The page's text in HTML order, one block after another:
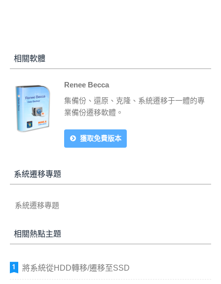
相關軟體
Renee Becca
集備份、還原、克隆、系統遷移于一體的專
業備份遷移軟體。
獲取免費版本
系統遷移專題
系統遷移專題
相關熱點主題
將系統從HDD轉移/遷移至SSD